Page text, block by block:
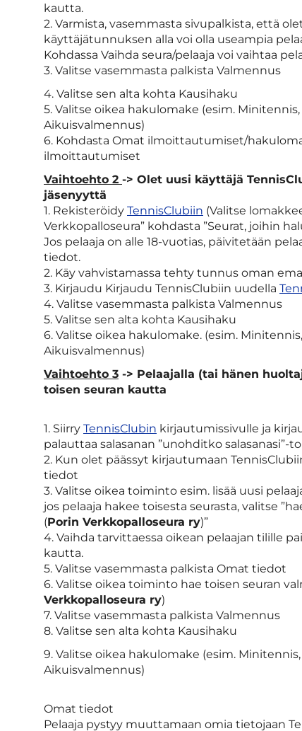
kautta.
2. Varmista, vasemmasta sivupalkista, että
käyttäjätunnuksen alla voi olla useampia
Kohdassa Vaihda seura/pelaaja voi vaihtaa
3. Valitse vasemmasta palkista Valmennus
4. Valitse sen alta kohta Kausihaku
5. Valitse oikea hakulomake (esim.
Aikuisvalmennus)
6. Kohdasta Omat ilmoittautumiset/
ilmoittautumiset
Vaihtoehto 2 -> Olet uusi käyttäjä
jäsenyyttä
1. Rekisteröidy TennisClubiin (Valitse
Verkkopalloseura” kohdasta ”Seurat, joihin
Jos pelaaja on alle 18-vuotias, päivitetään
tiedot.
2. Käy vahvistamassa tehty tunnus oman
3. Kirjaudu Kirjaudu TennisClubiin uudella
4. Valitse vasemmasta palkista Valmennus
5. Valitse sen alta kohta Kausihaku
6. Valitse oikea hakulomake. (esim.
Aikuisvalmennus)
Vaihtoehto 3 -> Pelaajalla (tai hänen
toisen seuran kautta
1. Siirry TennisClubin kirjautumissivulle ja
palauttaa salasanan ”unohditko salasanasi”-
2. Kun olet päässyt kirjautumaan
tiedot
3. Valitse oikea toiminto esim. lisää uusi
jos pelaaja hakee toisesta seurasta, valitse
(Porin Verkkopalloseura ry)”
4. Vaihda tarvittaessa oikean pelaajan tilille
kautta.
5. Valitse vasemmasta palkista Omat tiedot
6. Valitse oikea toiminto hae toisen seuran
Verkkopalloseura ry)
7. Valitse vasemmasta palkista Valmennus
8. Valitse sen alta kohta Kausihaku
9. Valitse oikea hakulomake (esim.
Aikuisvalmennus)
Omat tiedot
Pelaaja pystyy muuttamaan omia tietojaan